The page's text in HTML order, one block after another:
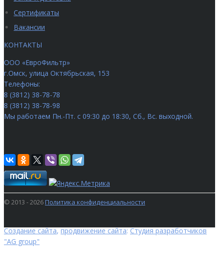
Сертификаты
Вакансии
КОНТАКТЫ
ООО «ЕвроФильтр»
г.Омск, улица Октябрьская, 153
Телефоны:
8 (3812) 38-78-78
8 (3812) 38-78-98
Мы работаем Пн.-Пт. с 09:30 до 18:30, Сб., Вс. выходной.
© 2013 - 2026Политика конфиденциальности
Создание сайта,продвижение сайта:Студия разработчиков
"AG group"